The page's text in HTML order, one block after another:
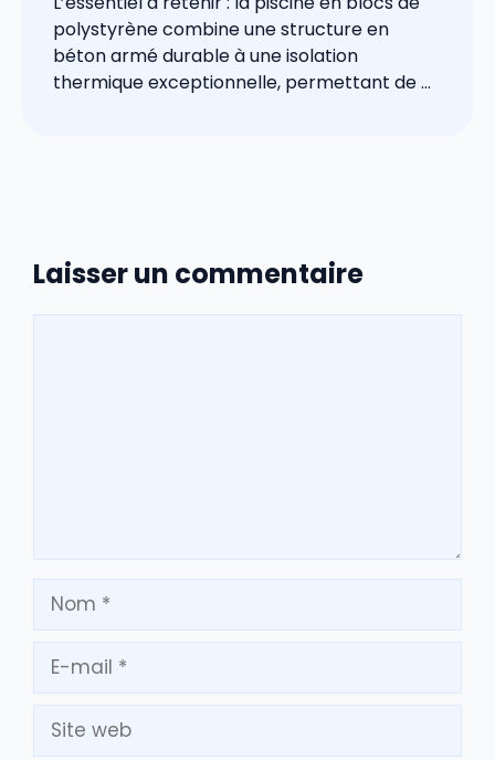
polystyrène combine une structure en
béton armé durable à une isolation
thermique exceptionnelle, permettant de ...
Laisser un commentaire
Nom
mail
Site
web